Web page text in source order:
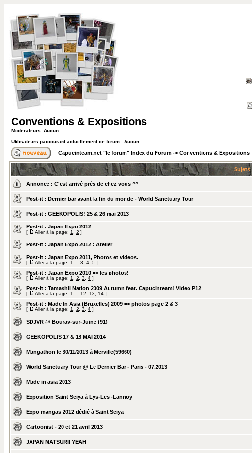
Conventions & Expositions
Modérateurs: Aucun
Utilisateurs parcourant actuellement ce forum : Aucun
Capucinteam.net "le forum" Index du Forum -> Conventions & Expositions
Sujets
Annonce : C'est arrivé près de chez vous ^^
Post-it : Dernier bar avant la fin du monde - World Sanctuary Tour
Post-it : GEEKOPOLIS! 25 & 26 mai 2013
Post-it : Japan Expo 2012
[ Aller à la page: 1 2 ]
Post-it : Japan Expo 2012 : Atelier
Post-it : Japan Expo 2011, Photos et videos.
[ Aller à la page: 1 3 4 5 ]
Post-it : Japan Expo 2010 => les photos!
[ Aller à la page: 1 2 3 4 ]
Post-it : Tamashii Nation 2009 Autumn feat. Capucinteam! Video P12
[ Aller à la page: 1 12 13 14 ]
Post-it : Made In Asia (Bruxelles) 2009 => photos page 2 & 3
[ Aller à la page: 1 2 3 4 ]
SDJVR @ Bouray-sur-Juine (91)
GEEKOPOLIS 17 & 18 MAI 2014
Mangathon le 30/11/2013 à Merville(59660)
World Sanctuary Tour @ Le Dernier Bar - Paris - 07.2013
Made in asia 2013
Exposition Saint Seiya à Lys-Les -Lannoy
Expo mangas 2012 dédié à Saint Seiya
Cartoonist - 20 et 21 avril 2013
JAPAN MATSURII YEAH